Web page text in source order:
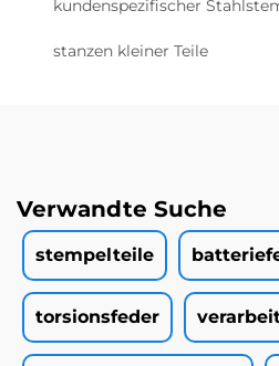
kundenspezifischer
stanzen kleiner Teile
Verwandte Suche
stempelteile
torsionsfeder